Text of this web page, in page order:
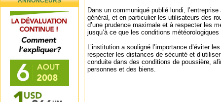
Dans un communiqué publié lundi,
général, et en particulier les utilisateurs des
d’une prudence maximale et à respecter les
jusqu’à ce que les conditions météorologiques
L’institution a souligné l’importance d’éviter
respecter les distances de sécurité et
conduite dans des conditions de poussière,
personnes et des biens.